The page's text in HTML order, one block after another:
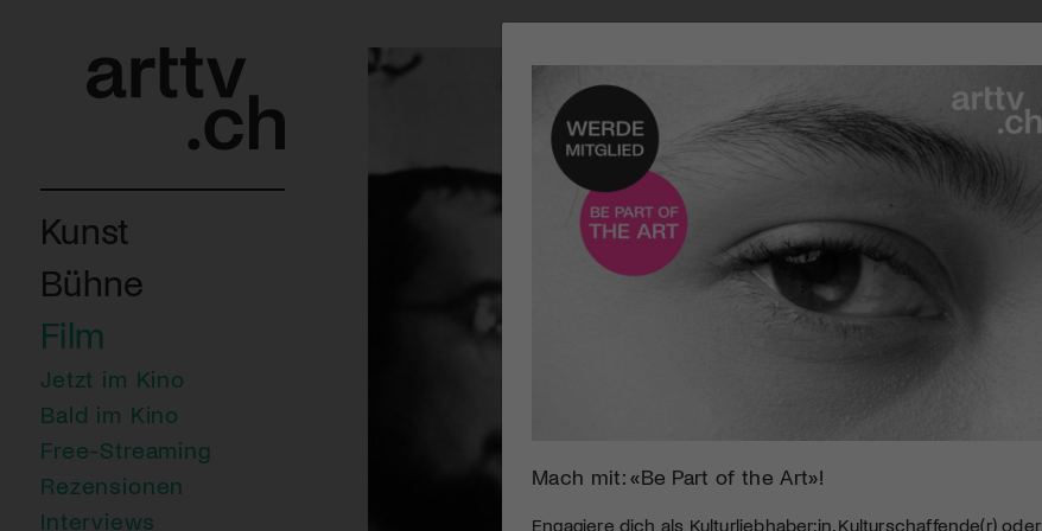
Kunst
Bühne
Film
Jetzt im Kino
Bald im Kino
Free-Streaming
Rezensionen
Interviews
Mach mit: «Be Part of the Art»!
Engagiere dich als Kulturliebhaber:in, Kulturschaffende(r) oder